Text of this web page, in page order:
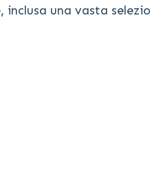
una vasta